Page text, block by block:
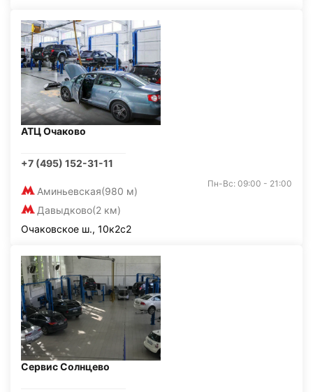
АТЦ Очаково
+7 (495) 152-31-11
Аминьевская(980 м)
Давыдково(2 км)
Пн-Вс: 09:00 - 21:00
Очаковское ш., 10к2с2
Сервис Солнцево